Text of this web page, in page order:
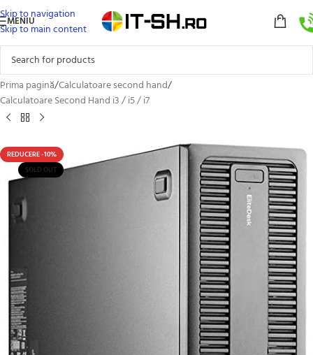
Skip to navigation
Skip to main content
MENIU
Prima pagină/Calculatoare second hand/
Calculatoare Second Hand i3 / i5 / i7
REDUCERE -10%
SOLD OUT